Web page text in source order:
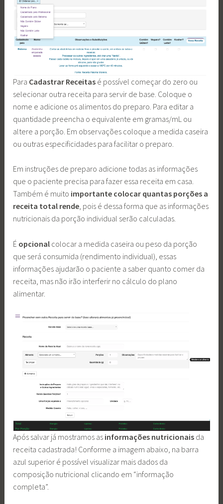
Para Cadastrar Receitas é possível começar do zero ou
selecionar outra receita para servir de base. Coloque o
nome e adicione os alimentos do preparo. Para editar a
quantidade preencha o equivalente em gramas/mL ou
altere a porção. Em observações coloque a medida caseira
ou outras especificidades para facilitar o preparo.
Em instruções de preparo adicione todas as informações
que o paciente precisa para fazer essa receita em casa.
Também é muito importante colocar quantas porções a
receita total rende, pois é dessa forma que as informações
nutricionais da porção individual serão calculadas.
É opcional colocar a medida caseira ou peso da porção
que será consumida (rendimento individual), essas
informações ajudarão o paciente a saber quanto comer da
receita, mas não irão interferir no cálculo do plano
alimentar.
Após salvar já mostramos as informações nutricionais da
receita cadastrada! Conforme a imagem abaixo, na barra
azul superior é possível visualizar mais dados da
composição nutricional clicando em “informação
completa”.